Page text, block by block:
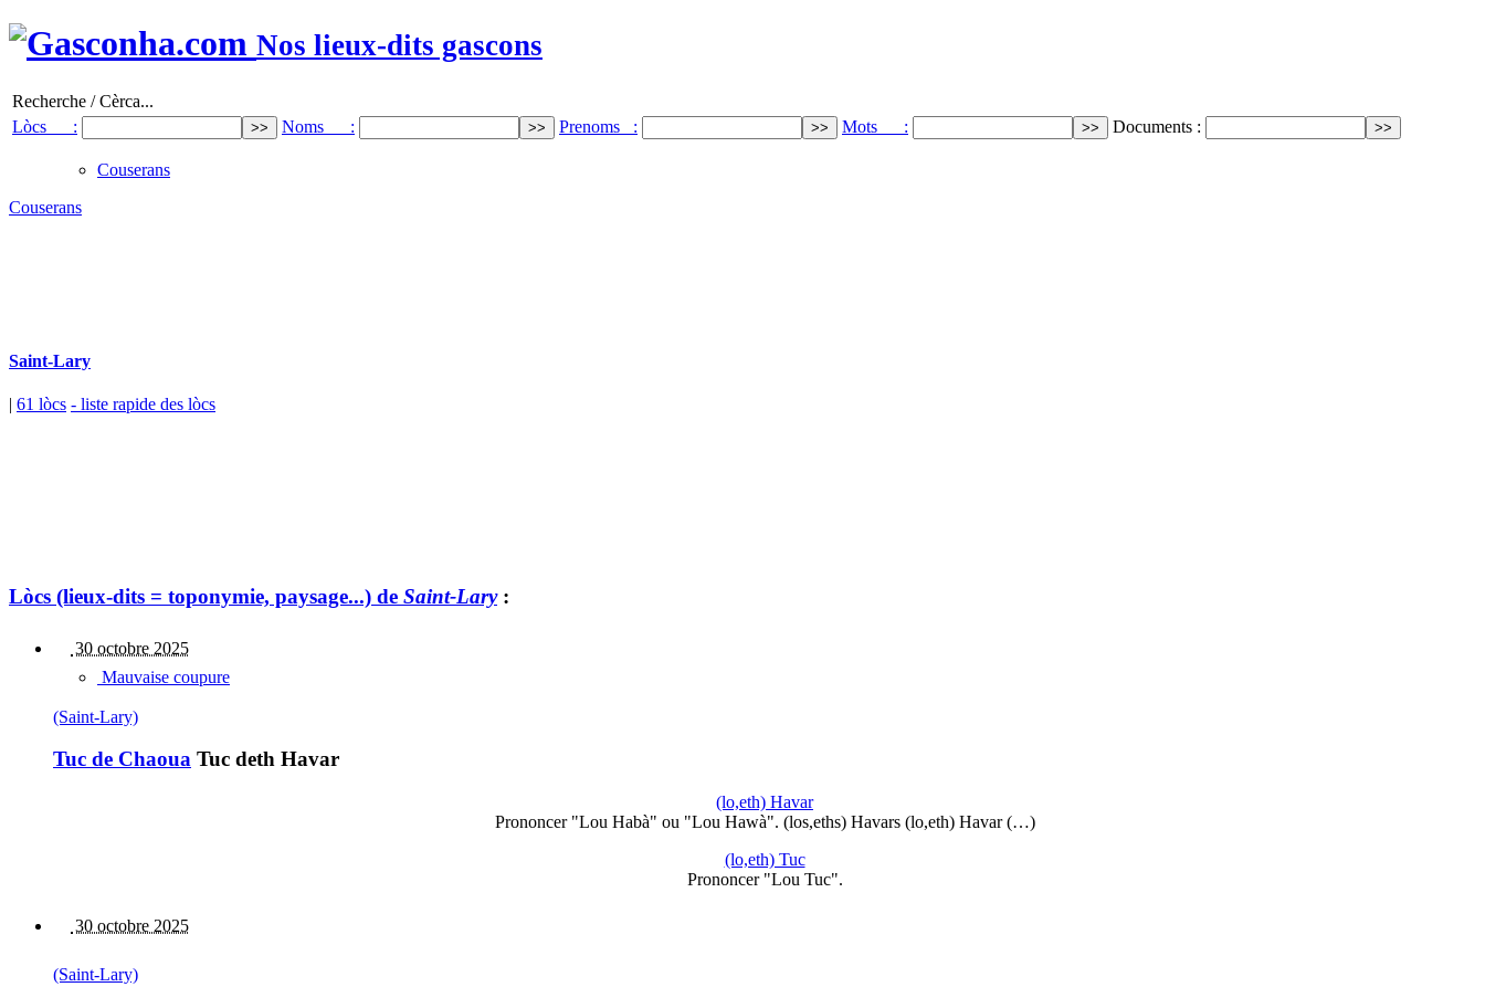
Nos lieux-dits gascons
Recherche / Cèrca...
Lòcs :
Noms : Prenoms : Mots : Documents :
Couserans
Couserans
Saint-Lary
| 61 lòcs - liste rapide des lòcs
Lòcs (lieux-dits = toponymie, paysage...) de Saint-Lary:
30 octobre 2025
Mauvaise coupure
(Saint-Lary)
Tuc de Chaoua Tuc deth Havar
(lo,eth) Havar
Prononcer "Lou Habà" ou "Lou Hawà". (los,eths) Havars (lo,eth) Havar (…)
(lo,eth) Tuc
Prononcer "Lou Tuc".
30 octobre 2025
(Saint-Lary)